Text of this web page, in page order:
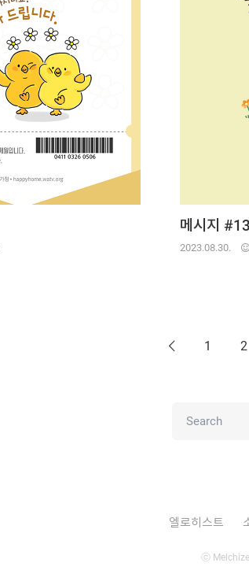
메시지 #13
2023.08.30.
Previous
1 2
엘로히스트
ⓒ